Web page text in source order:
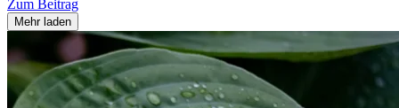
Zum Beitrag
Mehr laden